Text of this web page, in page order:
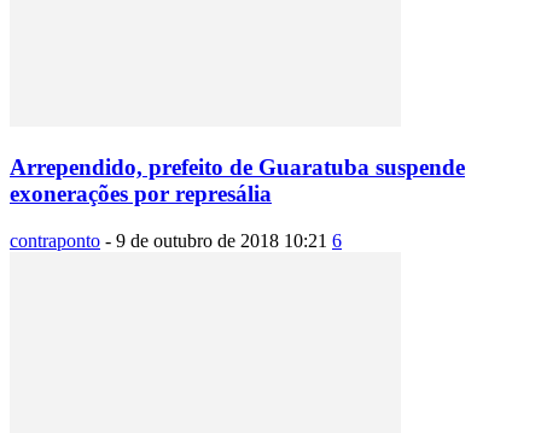
Arrependido, prefeito de Guaratuba suspende
exonerações por represália
contraponto - 9 de outubro de 2018 10:21 6